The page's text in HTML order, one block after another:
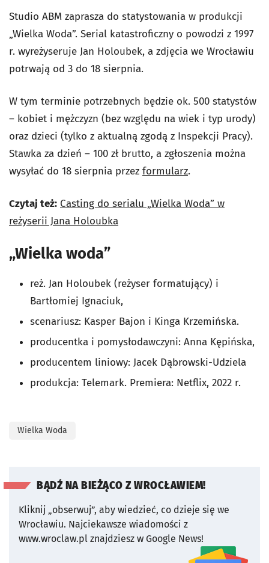
Studio ABM zaprasza do statystowania w produkcji
„Wielka Woda”. Serial katastroficzny o powodzi z 1997
r. wyreżyseruje Jan Holoubek, a zdjęcia we Wrocławiu
potrwają od 3 do 18 sierpnia.
W tym terminie potrzebnych będzie ok. 500 statystów
– kobiet i mężczyzn (bez względu na wiek i typ urody)
oraz dzieci (tylko z aktualną zgodą z Inspekcji Pracy).
Stawka za dzień – 100 zł brutto, a zgłoszenia można
wysyłać do 18 sierpnia przez formularz.
Czytaj też: Casting do serialu „Wielka Woda” w
reżyserii Jana Holoubka
„Wielka woda”
reż. Jan Holoubek (reżyser formatujący) i
Bartłomiej Ignaciuk,
scenariusz: Kasper Bajon i Kinga Krzemińska.
producentka i pomysłodawczyni: Anna Kępińska,
producentem liniowy: Jacek Dąbrowski-Udziela
produkcja: Telemark. Premiera: Netflix, 2022 r.
Wielka Woda
BĄDŹ NA BIEŻĄCO Z WROCŁAWIEM!
Kliknij „obserwuj”, aby wiedzieć, co dzieje się we
Wrocławiu. Najciekawsze wiadomości z
www.wroclaw.pl znajdziesz w Google News!